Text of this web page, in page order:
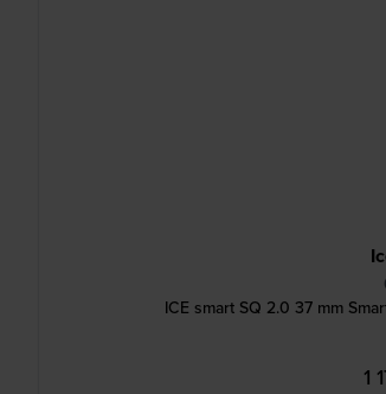
ICE smart SQ 2.0 37 mm
1